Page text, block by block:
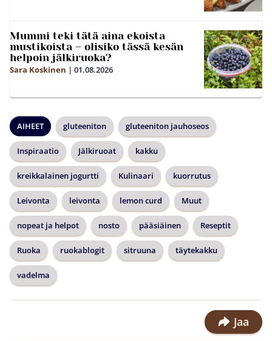
Mummi teki tätä aina ekoista
mustikoista – olisiko tässä kesän
helpoin jälkiruoka?
Sara Koskinen | 01.08.2026
AIHEET gluteeniton gluteeniton jauhoseos
Inspiraatio Jälkiruoat kakku
kreikkalainen jogurtti Kulinaari kuorrutus
Leivonta leivonta lemon curd Muut
nopeat ja helpot nosto pääsiäinen Reseptit
Ruoka ruokablogit sitruuna täytekakku
vadelma
Jaa